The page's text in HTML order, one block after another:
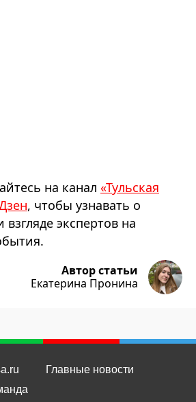
на канал «Тульская
, чтобы узнавать о
взгляде экспертов на
Автор статьи
Екатерина Пронина
Главные новости